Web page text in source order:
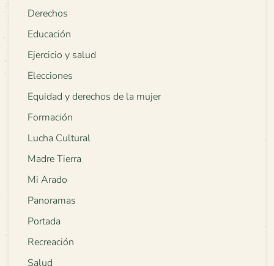
Derechos
Educación
Ejercicio y salud
Elecciones
Equidad y derechos de la mujer
Formación
Lucha Cultural
Madre Tierra
Mi Arado
Panoramas
Portada
Recreación
Salud